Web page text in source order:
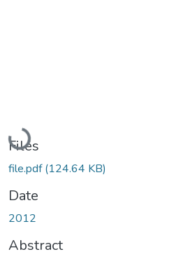
Loading...
Files
file.pdf(124.64 KB)
Date
2012
Abstract